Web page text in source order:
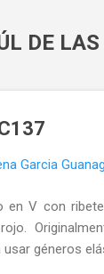
DE
Garcia
en V con
géneros